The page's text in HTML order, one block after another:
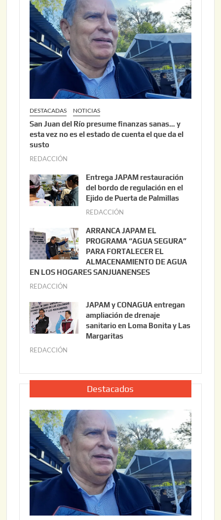
DESTACADAS NOTICIAS
San Juan del Río presume finanzas sanas… y
esta vez no es el estado de cuenta el que da el
susto
REDACCIÓN
o
s
t
3
,
2
0
Entrega JAPAM restauración
del bordo de regulación en el
Ejido de Puerta de Palmillas
REDACCIÓN
i
o
2
2
0
ARRANCA JAPAM EL
PROGRAMA “AGUA SEGURA”
PARA FORTALECER EL
ALMACENAMIENTO DE AGUA
EN LOS HOGARES SANJUANENSES
REDACCIÓN
l
i
o
,
0
2
6
JAPAM y CONAGUA entregan
ampliación de drenaje
sanitario en Loma Bonita y Las
Margaritas
REDACCIÓN
l
o
2
2
,
2
6
Destacados